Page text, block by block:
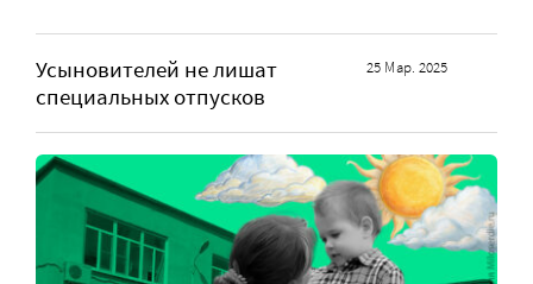
Усыновителей не лишат
специальных отпусков
25 Мар. 2025